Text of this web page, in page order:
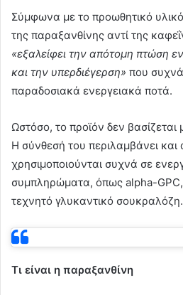
Σύμφωνα με το προωθητικό
της παραξανθίνης αντί της
«εξαλείφει την απότομη πτώση
και την υπερδιέγερση» που
παραδοσιακά ενεργειακά ποτά.
Ωστόσο, το προϊόν δεν
Η σύνθεσή του περιλαμβάνει
χρησιμοποιούνται συχνά σε
συμπληρώματα, όπως alpha-
τεχνητό γλυκαντικό σουκραλόζη.
Τι είναι η παραξανθίνη